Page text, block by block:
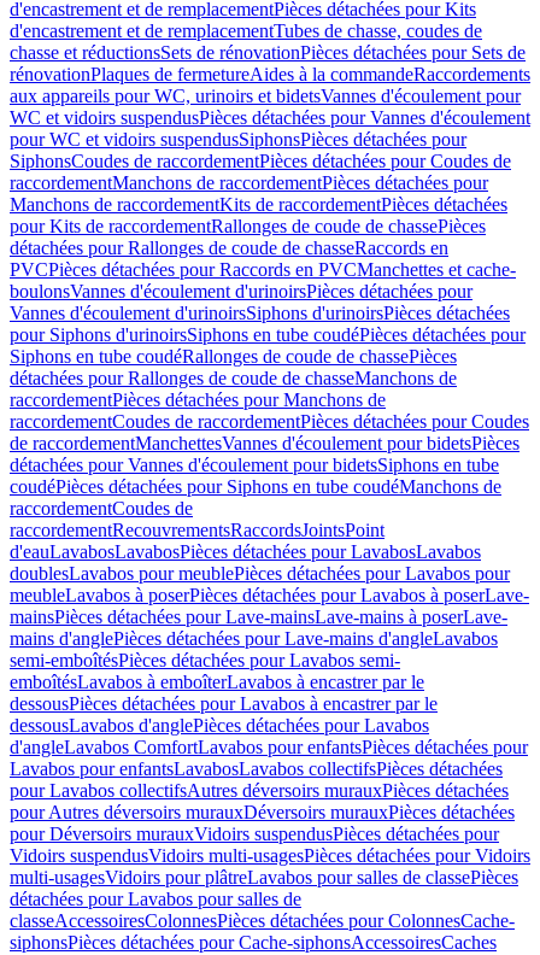
d'encastrement et de remplacementPièces détachées pour Kits
d'encastrement et de remplacementTubes de chasse, coudes de
chasse et réductionsSets de rénovationPièces détachées pour Sets de
rénovationPlaques de fermetureAides à la commandeRaccordements
aux appareils pour WC, urinoirs et bidetsVannes d'écoulement pour
WC et vidoirs suspendusPièces détachées pour Vannes d'écoulement
pour WC et vidoirs suspendusSiphonsPièces détachées pour
SiphonsCoudes de raccordementPièces détachées pour Coudes de
raccordementManchons de raccordementPièces détachées pour
Manchons de raccordementKits de raccordementPièces détachées
pour Kits de raccordementRallonges de coude de chassePièces
détachées pour Rallonges de coude de chasseRaccords en
PVCPièces détachées pour Raccords en PVCManchettes et cache-
boulonsVannes d'écoulement d'urinoirsPièces détachées pour
Vannes d'écoulement d'urinoirsSiphons d'urinoirsPièces détachées
pour Siphons d'urinoirsSiphons en tube coudéPièces détachées pour
Siphons en tube coudéRallonges de coude de chassePièces
détachées pour Rallonges de coude de chasseManchons de
raccordementPièces détachées pour Manchons de
raccordementCoudes de raccordementPièces détachées pour Coudes
de raccordementManchettesVannes d'écoulement pour bidetsPièces
détachées pour Vannes d'écoulement pour bidetsSiphons en tube
coudéPièces détachées pour Siphons en tube coudéManchons de
raccordementCoudes de
raccordementRecouvrementsRaccordsJointsPoint
d'eauLavabosLavabosPièces détachées pour LavabosLavabos
doublesLavabos pour meublePièces détachées pour Lavabos pour
meubleLavabos à poserPièces détachées pour Lavabos à poserLave-
mainsPièces détachées pour Lave-mainsLave-mains à poserLave-
mains d'anglePièces détachées pour Lave-mains d'angleLavabos
semi-emboîtésPièces détachées pour Lavabos semi-
emboîtésLavabos à emboîterLavabos à encastrer par le
dessousPièces détachées pour Lavabos à encastrer par le
dessousLavabos d'anglePièces détachées pour Lavabos
d'angleLavabos ComfortLavabos pour enfantsPièces détachées pour
Lavabos pour enfantsLavabosLavabos collectifsPièces détachées
pour Lavabos collectifsAutres déversoirs murauxPièces détachées
pour Autres déversoirs murauxDéversoirs murauxPièces détachées
pour Déversoirs murauxVidoirs suspendusPièces détachées pour
Vidoirs suspendusVidoirs multi-usagesPièces détachées pour Vidoirs
multi-usagesVidoirs pour plâtreLavabos pour salles de classePièces
détachées pour Lavabos pour salles de
classeAccessoiresColonnesPièces détachées pour ColonnesCache-
siphonsPièces détachées pour Cache-siphonsAccessoiresCaches